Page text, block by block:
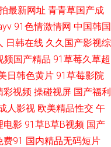
韩九一有码视频 91Prom逼 后
现线 91先生大战琪琪 成人天
站 伊人东京热一本道 国产h
五月一区二区 在线看a的网站
最新网址 青青草国产成
91色情激情网 中国韩国
日韩在线 久久国产影视综
频国产精品 91草莓久草超
日韩色黄片 91草莓影院
彩视频 操碰视屏 国产福利
人影视 欧美精品性交 午
电影 91草B草B视频 国产
费91 国内精品无码短片